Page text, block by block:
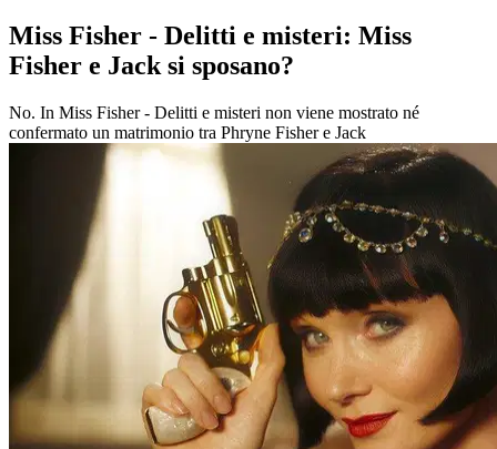
Miss Fisher - Delitti e misteri: Miss
Fisher e Jack si sposano?
No. In Miss Fisher - Delitti e misteri non viene mostrato né
confermato un matrimonio tra Phryne Fisher e Jack